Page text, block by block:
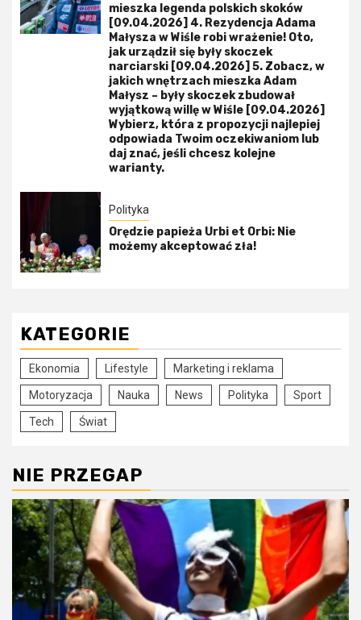
mieszka legenda polskich skoków
[09.04.2026] 4. Rezydencja Adama
Małysza w Wiśle robi wrażenie! Oto,
jak urządził się były skoczek
narciarski [09.04.2026] 5. Zobacz, w
jakich wnętrzach mieszka Adam
Małysz – były skoczek zbudował
wyjątkową willę w Wiśle [09.04.2026]
Wybierz, która z propozycji najlepiej
odpowiada Twoim oczekiwaniom lub
daj znać, jeśli chcesz kolejne
warianty.
Polityka
Orędzie papieża Urbi et Orbi: Nie
możemy akceptować zła!
KATEGORIE
Ekonomia Lifestyle Marketing i reklama
Motoryzacja Nauka News Polityka Sport
Tech Świat
NIE PRZEGAP